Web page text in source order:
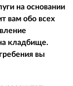
на основании
вам обо всех
кладбище.
вы